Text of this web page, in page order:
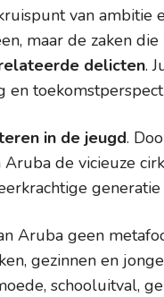
van ambitie
maar de zaken
delicten.
en
in de jeugd.
de vicieuze
Aruba geen
gezinnen en
schooluitval,